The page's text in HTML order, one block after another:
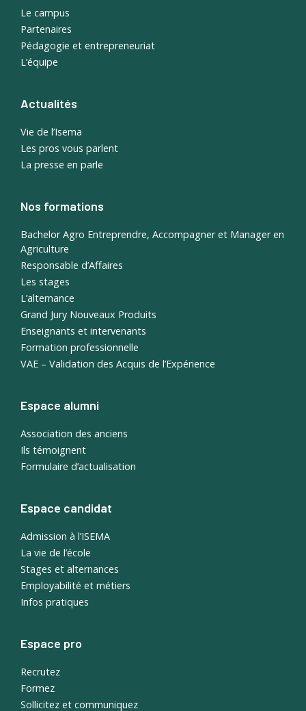
Le campus
Partenaires
Pédagogie et entrepreneuriat
L’équipe
Actualités
Vie de l’Isema
Les pros vous parlent
La presse en parle
Nos formations
Bachelor Agro Entreprendre, Accompagner et Manager en
Agriculture
Responsable d’Affaires
Les stages
L’alternance
Grand Jury Nouveaux Produits
Enseignants et intervenants
Formation professionnelle
VAE – Validation des Acquis de l’Expérience
Espace alumni
Association des anciens
Ils témoignent
Formulaire d’actualisation
Espace candidat
Admission à l’ISEMA
La vie de l’école
Stages et alternances
Employabilité et métiers
Infos pratiques
Espace pro
Recrutez
Formez
Sollicitez et communiquez